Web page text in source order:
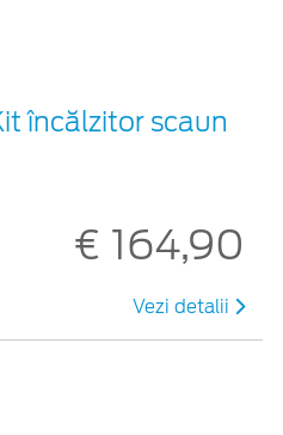
încălzitor scaun
€ 164,90
Vezi detalii